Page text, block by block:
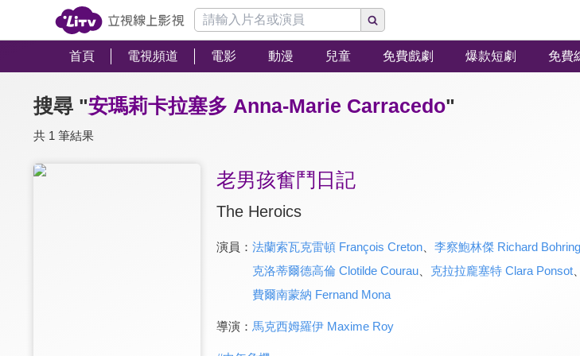
首頁 電視頻道 電影 動漫 兒童 免費戲劇 爆款短劇 免費
搜尋 "安瑪莉卡拉塞多 Anna-Marie Carracedo"
共 1 筆結果
老男孩奮鬥日記
The Heroics
演員： 法蘭索瓦克雷頓 François Creton、 李察鮑林傑 Richard
克洛蒂爾德高倫 Clotilde Courau、 克拉拉龐塞特 Clara Ponsot、
費爾南蒙納 Fernand Mona
導演： 馬克西姆羅伊 Maxime Roy